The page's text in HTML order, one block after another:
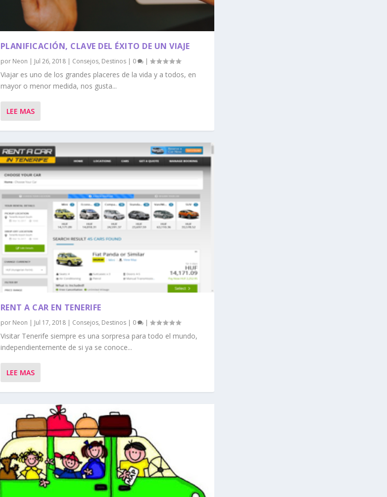
PLANIFICACIÓN, CLAVE DEL ÉXITO DE UN VIAJE
por Neon | Jul 26, 2018| Consejos, Destinos| 0 |
Viajar es uno de los grandes placeres de la vida y a todos, en
mayor o menor medida, nos gusta...
LEE MAS
RENT A CAR EN TENERIFE
por Neon | Jul 17, 2018| Consejos, Destinos| 0 |
Visitar Tenerife siempre es una sorpresa para todo el mundo,
independientemente de si ya se conoce...
LEE MAS